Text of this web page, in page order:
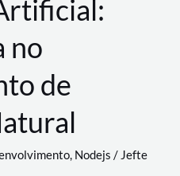
no
de
, Nodejs / Jefte